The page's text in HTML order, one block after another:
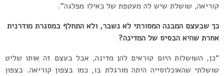
קוריאה, שושלת שיש לה מעטפת של כאילו מפלגה”.
כך שבעצם המבנה המסורתי לא נשבר, ולא התחלף במסגרת מודרנית
אחרת שהיא הבסיס של המדינה?
“כן, השושלות היום קוראים להן מדינה, אבל בעצם זה אותו שליט
שושלתי שהאוכלוסייה היתה מורגלת בו, כמו בצפון קוריאה. בצפון